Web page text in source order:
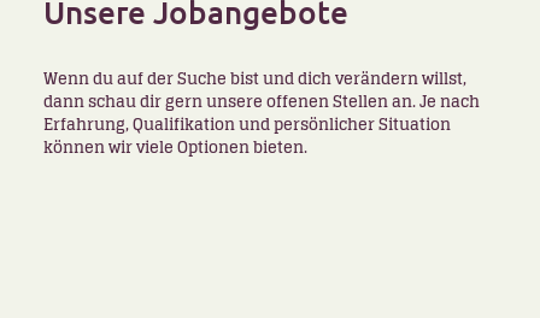
Unsere Jobangebote
Wenn du auf der Suche bist und dich verändern willst,
dann schau dir gern unsere offenen Stellen an. Je nach
Erfahrung, Qualifikation und per­sön­licher Situation
können wir viele Optionen bieten.